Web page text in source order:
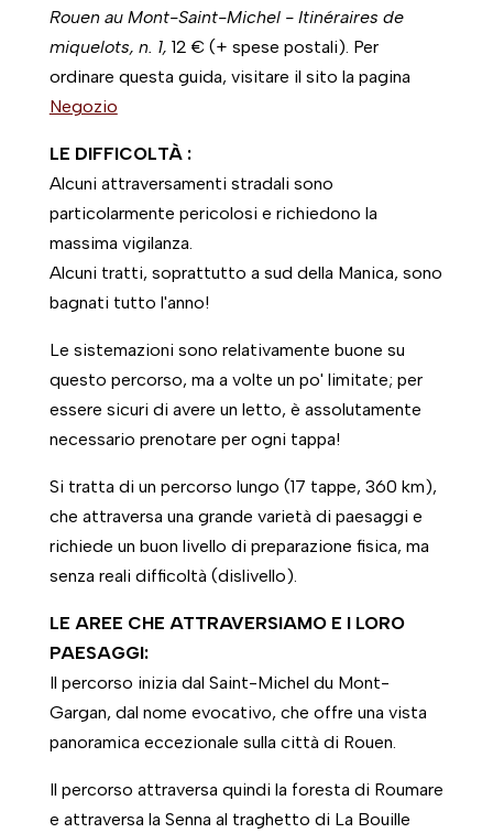
Rouen au Mont-Saint-Michel - Itinéraires de
miquelots, n. 1, 12 € (+ spese postali). Per
ordinare questa guida, visitare il sito la pagina
Negozio
LE DIFFICOLTÀ :
Alcuni attraversamenti stradali sono
particolarmente pericolosi e richiedono la
massima vigilanza.
Alcuni tratti, soprattutto a sud della Manica, sono
bagnati tutto l'anno!
Le sistemazioni sono relativamente buone su
questo percorso, ma a volte un po' limitate; per
essere sicuri di avere un letto, è assolutamente
necessario prenotare per ogni tappa!
Si tratta di un percorso lungo (17 tappe, 360 km),
che attraversa una grande varietà di paesaggi e
richiede un buon livello di preparazione fisica, ma
senza reali difficoltà (dislivello).
LE AREE CHE ATTRAVERSIAMO E I LORO
PAESAGGI:
Il percorso inizia dal Saint-Michel du Mont-
Gargan, dal nome evocativo, che offre una vista
panoramica eccezionale sulla città di Rouen.
Il percorso attraversa quindi la foresta di Roumare
e attraversa la Senna al traghetto di La Bouille